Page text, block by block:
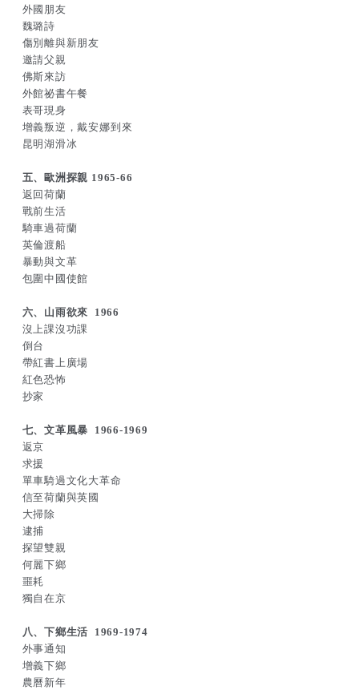
外國朋友
魏璐詩
傷別離與新朋友
邀請父親
佛斯來訪
外館祕書午餐
表哥現身
增義叛逆，戴安娜到來
昆明湖滑冰
五、歐洲探親 1965-66
返回荷蘭
戰前生活
騎車過荷蘭
英倫渡船
暴動與文革
包圍中國使館
六、山雨欲來 1966
沒上課沒功課
倒台
帶紅書上廣場
紅色恐怖
抄家
七、文革風暴 1966-1969
返京
求援
單車騎過文化大革命
信至荷蘭與英國
大掃除
逮捕
探望雙親
何麗下鄉
噩耗
獨自在京
八、下鄉生活 1969-1974
外事通知
增義下鄉
農曆新年